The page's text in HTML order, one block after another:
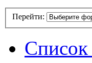
Перейти: